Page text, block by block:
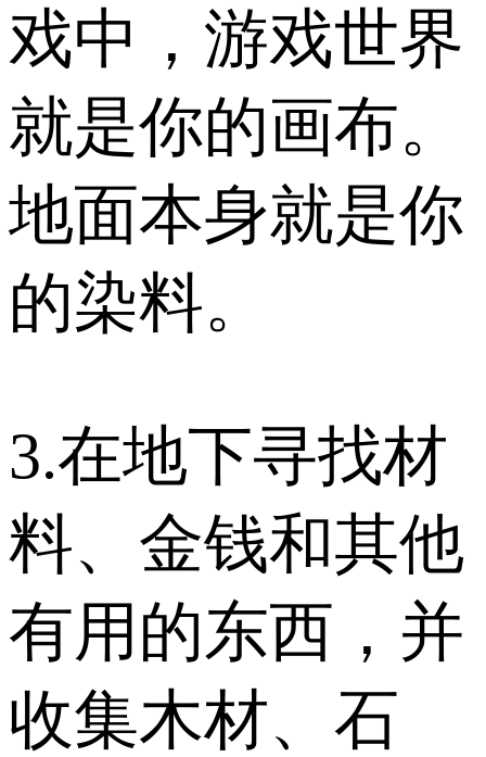
戏中，游戏世界
就是你的画布。
地面本身就是你
的染料。
3.在地下寻找材
料、金钱和其他
有用的东西，并
收集木材、石